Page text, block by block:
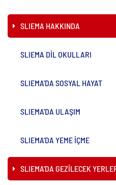
SLIEMA HAKKINDA
SLIEMA DİL OKULLARI
SLIEMA'DA SOSYAL HAYAT
SLIEMA'DA ULAŞIM
SLIEMA'DA YEME İÇME
SLIEMA'DA GEZİLECEK